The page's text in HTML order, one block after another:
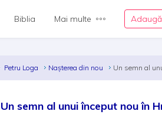
Biblia Mai multe Adaugă
Petru Loga Nașterea din nou Un semn al
Un semn al unui început nou în